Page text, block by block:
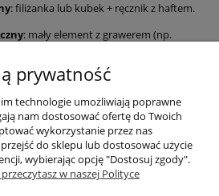
: filiżanka lub kubek + ręcznik z haftem.
: mały element z grawerem (np.
dotrze gotowy do wręczenia – bez
Jeśli potrzebujesz pomocy w doborze
dedykacji, chętnie podpowiem.
Pomoc
prywatność
technologie umożliwiają poprawne
nam dostosować ofertę do Twoich
wykorzystanie przez nas
do sklepu lub dostosować użycie
wybierając opcję "Dostosuj zgody".
w naszej Polityce